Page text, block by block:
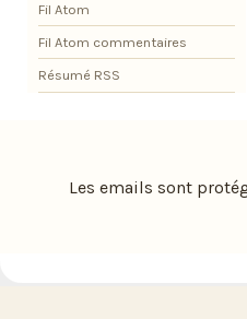
Fil Atom
Fil Atom commentaires
Résumé RSS
Les emails sont